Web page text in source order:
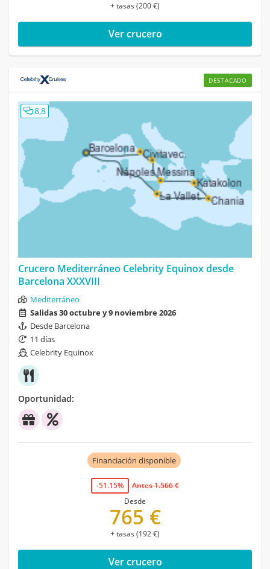
+ tasas (200 €)
Ver crucero
DESTACADO
8,8
Crucero Mediterráneo Celebrity Equinox desde
Barcelona XXXVIII
Mediterráneo
Salidas 30 octubre y 9 noviembre 2026
Desde Barcelona
11 días
Celebrity Equinox
Oportunidad:
Financiación disponible
-51.15%
Antes 1.566 €
Desde
765 €
+ tasas (192 €)
Ver crucero